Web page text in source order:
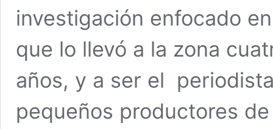
investigación enfocado
que lo llevó a la zona
años, y a ser el
pequeños productores